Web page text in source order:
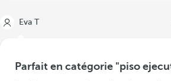
Eva T
Parfait en catégorie "piso